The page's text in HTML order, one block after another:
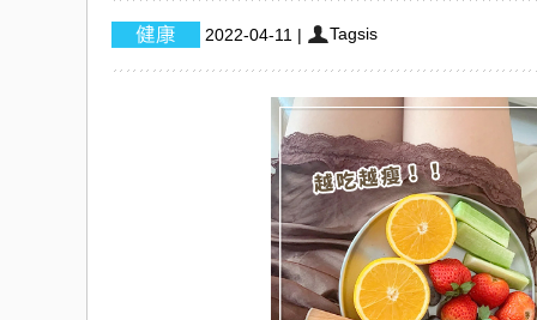
2022-04-11 | Tagsis